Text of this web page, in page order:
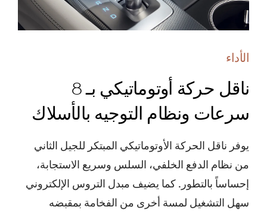
الأداء
ناقل حركة أوتوماتيكي بـ 8
سرعات ونظام التوجيه بالأسلاك
يوفر ناقل الحركة الأوتوماتيكي المبتكر للجيل الثاني
من نظام الدفع الخلفي، السلس وسريع الاستجابة،
إحساساً بالتطور. كما يضيف مبدل التروس الإلكتروني
سهل التشغيل لمسة أخرى من الفخامة بمقبضه